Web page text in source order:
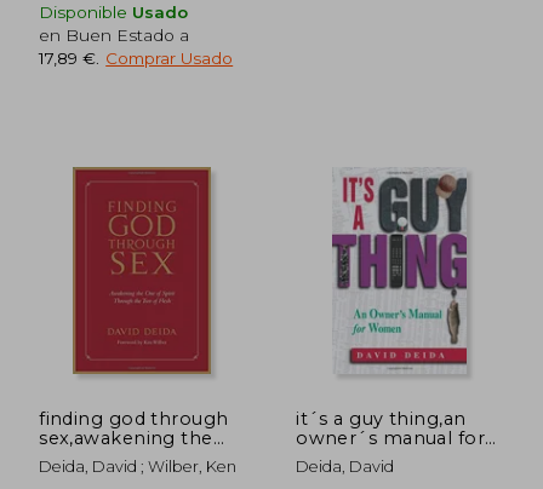
5%
dcto.
Disponible Usado
en Buen Estado a
17,89 € Comprar Usado
finding god through
sex,awakening the
one of spirit through
the two of flesh (en
Deida, David ; Wilber, Ken
it´s a guy thing,an
owner´s manual for
women (en Inglés)
Deida, David